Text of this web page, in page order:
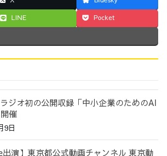
LINE Pocket
ジオ初の公開収録「中小企業のためのAI
催
9日
出演】東京都公式動画チャンネル 東京動